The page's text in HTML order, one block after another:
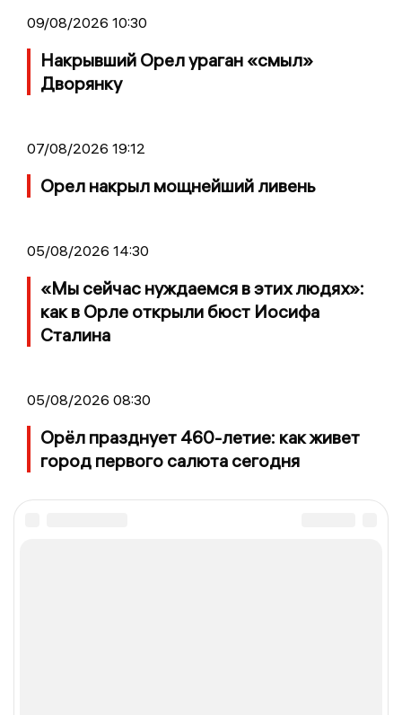
09/08/2026 10:30
Накрывший Орел ураган «смыл»
Дворянку
07/08/2026 19:12
Орел накрыл мощнейший ливень
05/08/2026 14:30
«Мы сейчас нуждаемся в этих людях»:
как в Орле открыли бюст Иосифа
Сталина
05/08/2026 08:30
Орёл празднует 460-летие: как живет
город первого салюта сегодня